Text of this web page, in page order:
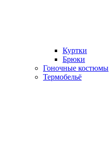
Куртки
Брюки
Гоночные костюмы
Термобельё